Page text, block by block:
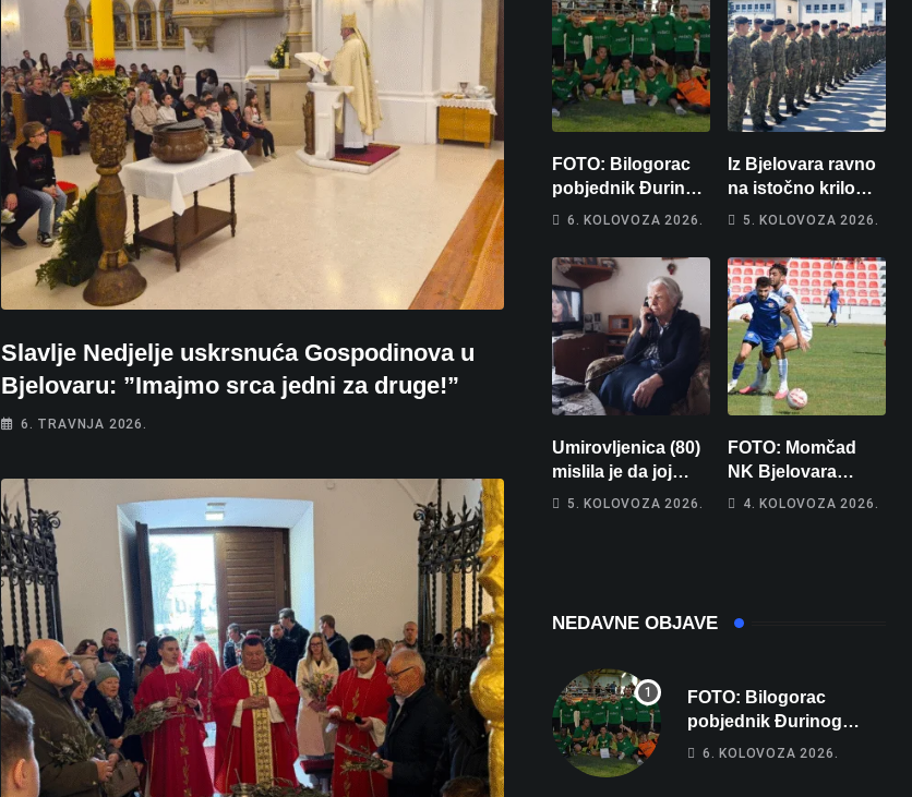
Slavlje Nedjelje uskrsnuća Gospodinova u
Bjelovaru: ”Imajmo srca jedni za druge!”
6. TRAVNJA 2026.
FOTO: Bilogorac
pobjednik Đurinog
memorijala
6. KOLOVOZA 2026.
Iz Bjelovara ravno
na istočno krilo
NATO-a: Evo kamo
vojnika i 6
vojnikinja
5. KOLOVOZA 2026.
Umirovljenica (80)
mislila je da joj
piše kći pa ostala
5. KOLOVOZA 2026.
FOTO: Momčad
NK Bjelovara
poprima jesenski
4. KOLOVOZA 2026.
NEDAVNE OBJAVE
FOTO: Bilogorac
pobjednik Đurinog
memorijala
6. KOLOVOZA 2026.